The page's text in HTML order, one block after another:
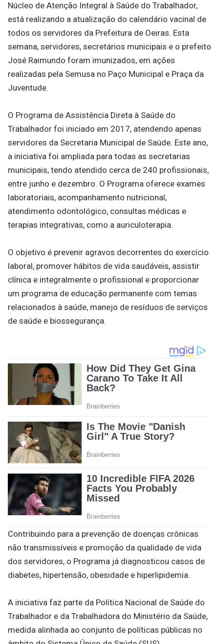
Núcleo de Atenção Integral à Saúde do Trabalhador,
está realizando a atualização do calendário vacinal de
todos os servidores da Prefeitura de Oeiras. Esta
semana, servidores, secretários municipais e o prefeito
José Raimundo foram imunizados, em ações
realizadas pela Semusa no Paço Municipal e Praça da
Juventude.
O Programa de Assistência Direta à Saúde do
Trabalhador foi iniciado em 2017, atendendo apenas
servidores da Secretaria Municipal de Saúde. Este ano,
a iniciativa foi ampliada para todas as secretarias
municipais, tendo atendido cerca de 240 profissionais,
entre junho e dezembro. O Programa oferece exames
laboratoriais, acompanhamento nutricional,
atendimento odontológico, consultas médicas e
terapias integrativas, como a auriculoterapia.
O objetivo é prevenir agravos decorrentes do exercício
laboral, promover hábitos de vida saudáveis, assistir
clínica e integralmente o profissional e proporcionar
um programa de educação permanente com temas
relacionados à saúde, manejo de resíduos de serviços
de saúde e biossegurança.
Contribuindo para a prevenção de doenças crônicas
não transmissíveis e promoção da qualidade de vida
dos servidores, o Programa já diagnosticou casos de
diabetes, hipertensão, obesidade e hiperlipidemia.
A iniciativa faz parte da Política Nacional de Saúde do
Trabalhador e da Trabalhadora do Ministério da Saúde,
medida alinhada ao conjunto de políticas públicas no